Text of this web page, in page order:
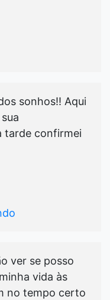
sonhos!! Aqui
tarde confirmei
ver se posso
vida às
no tempo certo